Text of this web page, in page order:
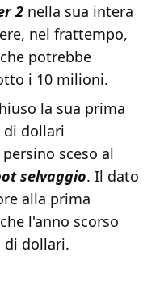
2 nella sua intera
nel frattempo,
potrebbe
i 10 milioni.
la sua prima
di dollari
sceso al
selvaggio. Il dato
alla prima
l'anno scorso
di dollari.